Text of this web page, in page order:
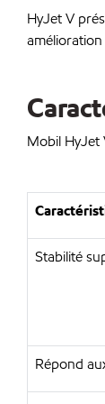
HyJet V
Mobil HyJet
Stabilité
Répond